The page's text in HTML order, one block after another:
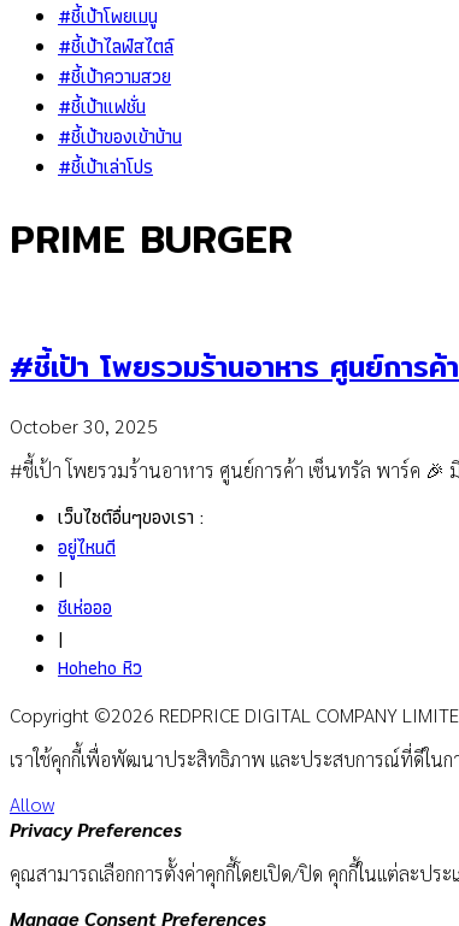
#ชี้เป้าโพยเมนู
#ชี้เป้าไลฟ์สไตล์
#ชี้เป้าความสวย
#ชี้เป้าแฟชั่น
#ชี้เป้าของเข้าบ้าน
#ชี้เป้าเล่าโปร
PRIME BURGER
#ชี้เป้า โพยรวมร้านอาหาร ศูนย์การค้
October 30, 2025
#ชี้เป้า โพยรวมร้านอาหาร ศูนย์การค้า เซ็นทรัล พาร์ค 🎉
เว็บไซต์อื่นๆของเรา :
อยู่ไหนดี
|
ชีเห่อออ
|
Hoheho หิว
Copyright ©2026 REDPRICE DIGITAL COMPANY
เราใช้คุกกี้เพื่อพัฒนาประสิทธิภาพ และประสบการณ์ที่ดีในก
Allow
Privacy Preferences
คุณสามารถเลือกการตั้งค่าคุกกี้โดยเปิด/ปิด คุกกี้ในแต่ละปร
Manage Consent Preferences